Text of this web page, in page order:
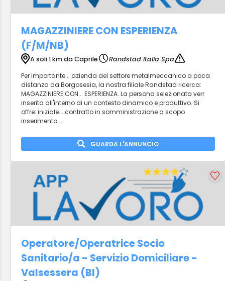
MAGAZZINIERE CON ESPERIENZA
(F/M/NB)
A soli 1 km da Caprile
Randstad Italia Spa
Per importante... azienda del settore metalmeccanico a poca
distanza da Borgosesia, la nostra filiale Randstad ricerca:
MAGAZZINIERE CON... ESPERIENZA. La persona selezionata verr
inserita all'interno di un contesto dinamico e produttivo. Si
offre: iniziale... contratto in somministrazione a scopo
inserimento....
GUARDA L'ANNUNCIO
Operatore/Operatrice Socio
Sanitario/a - Servizio Domiciliare -
Valsessera (BI)